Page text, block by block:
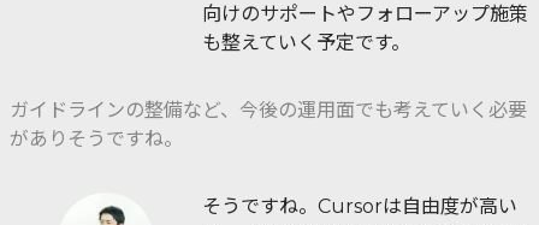
向けのサポートやフォローアップ施策
も整えていく予定です。
ガイドラインの整備など、今後の運用面でも考えていく必要
がありそうですね。
そうですね。Cursorは自由度が高い